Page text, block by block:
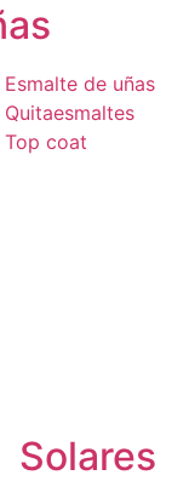
Esmalte de uñas
Quitaesmaltes
Top coat
Solares